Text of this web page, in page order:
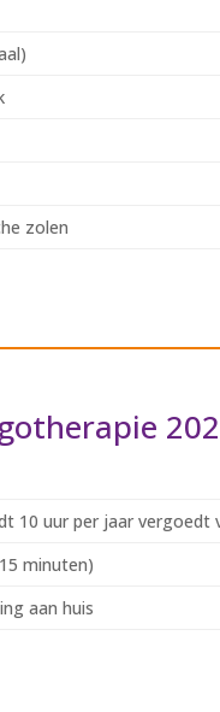
zolen
10 uur per jaar vergoedt
minuten)
aan huis